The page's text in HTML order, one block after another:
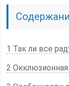
1 Так ли все
2